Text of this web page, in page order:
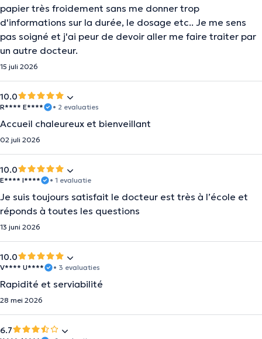
papier très froidement sans me donner trop
d'informations sur la durée, le dosage etc.. Je me sens
pas soigné et j'ai peur de devoir aller me faire traiter par
un autre docteur.
15 juli 2026
10.0
R**** E**** • 2 evaluaties
Accueil chaleureux et bienveillant
02 juli 2026
10.0
E**** I**** • 1 evaluatie
Je suis toujours satisfait le docteur est très à l’école et
réponds à toutes les questions
13 juni 2026
10.0
V**** U**** • 3 evaluaties
Rapidité et serviabilité
28 mei 2026
6.7